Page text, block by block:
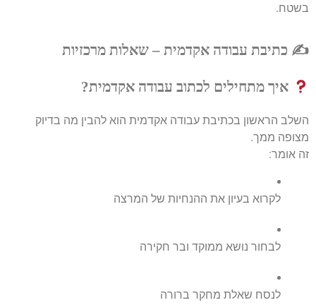
בשטח.
✍️ כתיבת עבודה אקדמית – שאלות מרכזיות
איך מתחילים לכתוב עבודה אקדמית?
השלב הראשון בכתיבת עבודה אקדמית הוא להבין מה בדיוק
מצופה ממך.
זה אומר:
לקרוא בעיון את ההנחיות של המרצה
לבחור נושא ממוקד ובר חקירה
לנסח שאלת מחקר ברורה